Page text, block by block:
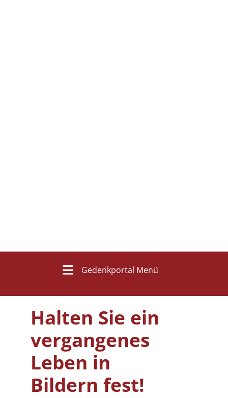
Gedenkportal Menü
Halten Sie ein
vergangenes
Leben in
Bildern fest!